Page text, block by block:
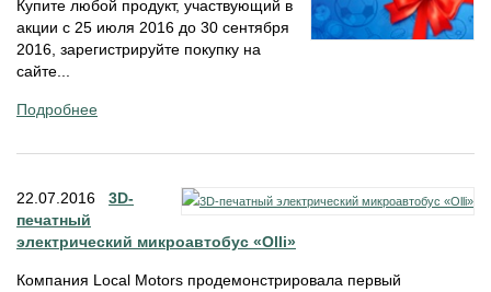
Купите любой продукт, участвующий в
акции с 25 июля 2016 до 30 сентября
2016, зарегистрируйте покупку на
сайте...
Подробнее
22.07.2016 3D-
печатный
электрический микроавтобус «Olli»
Компания Local Motors продемонстрировала первый